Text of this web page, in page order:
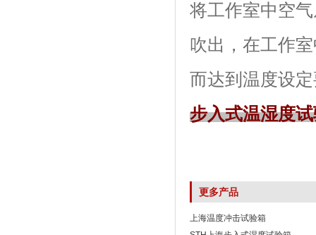
将工作室中空气
吹出，在工
而达到温度设定要
步入式温湿度
更多产品
上海温度冲击试验箱